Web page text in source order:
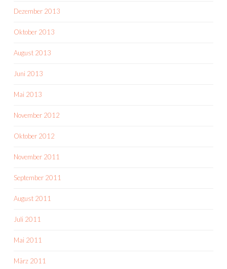
Dezember 2013
Oktober 2013
August 2013
Juni 2013
Mai 2013
November 2012
Oktober 2012
November 2011
September 2011
August 2011
Juli 2011
Mai 2011
März 2011